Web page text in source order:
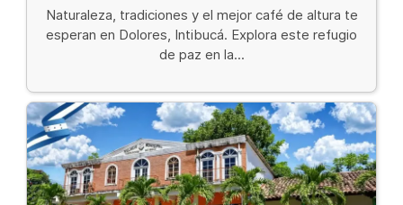
Naturaleza, tradiciones y el mejor café de altura te
esperan en Dolores, Intibucá. Explora este refugio
de paz en la...